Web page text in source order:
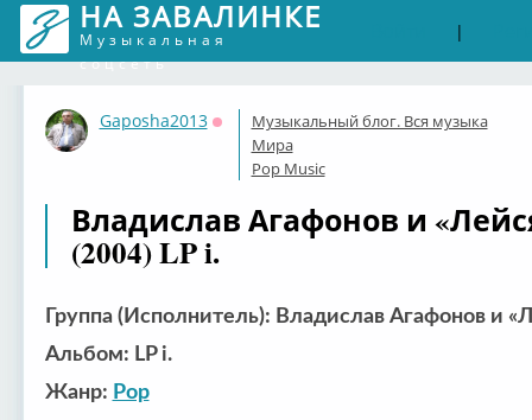
НА ЗАВАЛИНКЕ
Музыкальная
соцсеть
|
Gaposha2013
Оффлайн
Музыкальный блог. Вся музыка
Мира
Pop Music
Владислав Агафонов и
(2004) LP i.
Группа (Исполнитель): Владислав Агафонов и
Альбом: LP i.
Жанр: Рор